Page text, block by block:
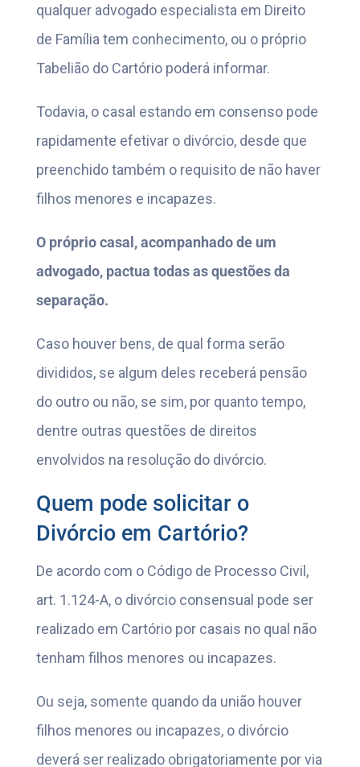
qualquer advogado especialista em Direito
de Família tem conhecimento, ou o próprio
Tabelião do Cartório poderá informar.
Todavia, o casal estando em consenso pode
rapidamente efetivar o divórcio, desde que
preenchido também o requisito de não haver
filhos menores e incapazes.
O próprio casal, acompanhado de um
advogado, pactua todas as questões da
separação.
Caso houver bens, de qual forma serão
divididos, se algum deles receberá pensão
do outro ou não, se sim, por quanto tempo,
dentre outras questões de direitos
envolvidos na resolução do divórcio.
Quem pode solicitar o
Divórcio em Cartório?
De acordo com o Código de Processo Civil,
art. 1.124-A, o divórcio consensual pode ser
realizado em Cartório por casais no qual não
tenham filhos menores ou incapazes.
Ou seja, somente quando da união houver
filhos menores ou incapazes, o divórcio
deverá ser realizado obrigatoriamente por via